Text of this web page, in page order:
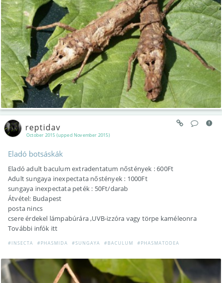
October 2015 (upped November 2015)
reptidav
Eladó botsáskák
Eladó adult baculum extradentatum nőstények : 600Ft
Adult sungaya inexpectata nőstények : 1000Ft
sungaya inexpectata peték : 50Ft/darab
Átvétel: Budapest
posta nincs
csere érdekel lámpabúrára ,UVB-izzóra vagy törpe kaméleonra
További infók itt
#INSECTA #PHASMIDA #SUNGAYA #BACULUM #PHASMATODEA